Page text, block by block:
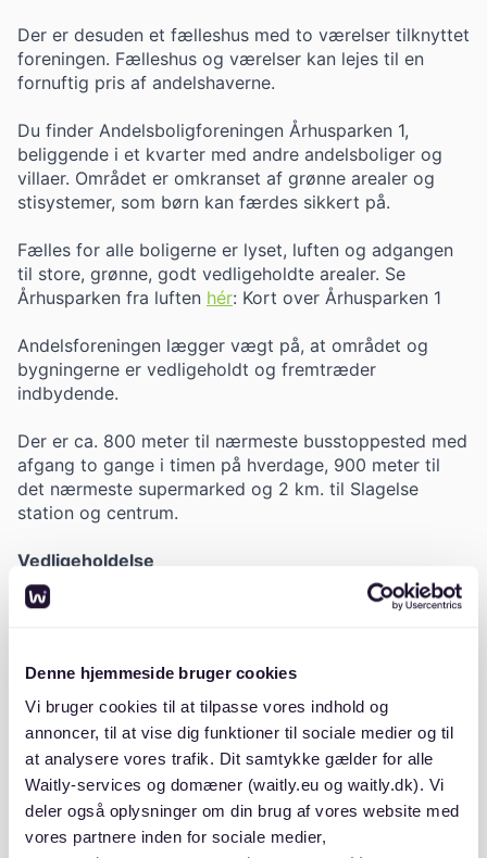
Denne hjemmeside bruger cookies
Vi bruger cookies til at tilpasse vores indhold og
annoncer, til at vise dig funktioner til sociale medier og til
at analysere vores trafik. Dit samtykke gælder for alle
Waitly-services og domæner (waitly.eu og waitly.dk). Vi
deler også oplysninger om din brug af vores website med
vores partnere inden for sociale medier,
Der er desuden et fælleshus med to værelser tilknyttet
foreningen. Fælleshus og værelser kan lejes til en
fornuftig pris af andelshaverne.
Du finder Andelsboligforeningen Århusparken 1,
beliggende i et kvarter med andre andelsboliger og
villaer. Området er omkranset af grønne arealer og
stisystemer, som børn kan færdes sikkert på.
Fælles for alle boligerne er lyset, luften og adgangen
til store, grønne, godt vedligeholdte arealer. Se
Århusparken fra luften hér: Kort over Århusparken 1
Andelsforeningen lægger vægt på, at området og
bygningerne er vedligeholdt og fremtræder
indbydende.
Der er ca. 800 meter til nærmeste busstoppested med
afgang to gange i timen på hverdage, 900 meter til
det nærmeste supermarked og 2 km. til Slagelse
station og centrum.
Vedligeholdelse
Foreningen står for den udvendige vedligeholdelse.
vedligeholdelsesplan, så der løbende foretages
hensættelser til vedligeholdelse.
Andelsboligforeningerne Århusparken 1 & 2 råder over
et fælleshus.
Fælleshuset består af: